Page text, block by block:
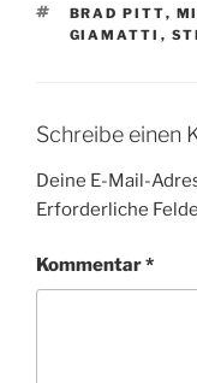
BRAD PITT,
GIAMATTI ,
Schreibe einen
Deine E-Mail-
Erforderliche
Kommentar*